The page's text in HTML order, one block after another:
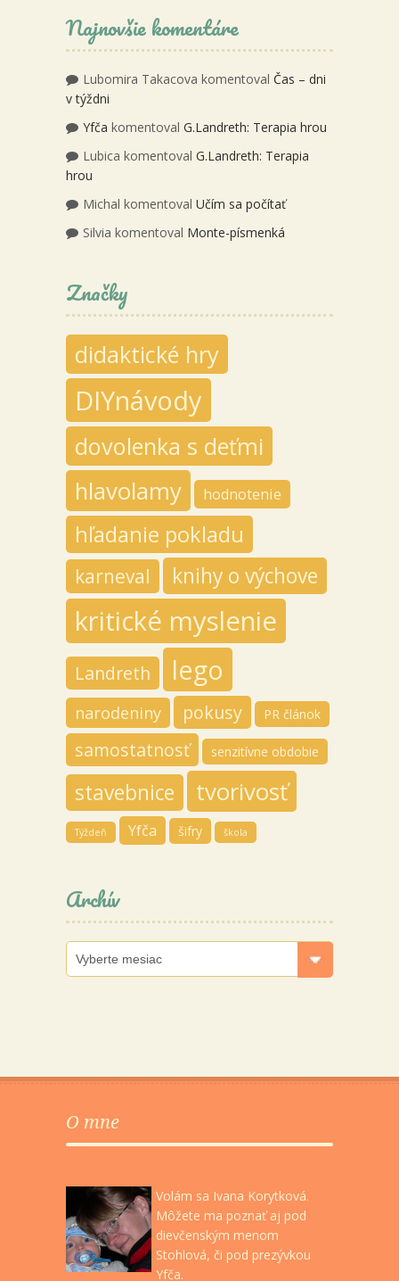
Najnovšie komentáre
Lubomira Takacova komentoval Čas – dni
v týždni
Yfča komentoval G.Landreth: Terapia hrou
Lubica komentoval G.Landreth: Terapia
hrou
Michal komentoval Učím sa počítať
Silvia komentoval Monte-písmenká
Značky
didaktické hry
DIYnávody
dovolenka s deťmi
hlavolamy hodnotenie
hľadanie pokladu
karneval knihy o výchove
kritické myslenie
Landreth lego
narodeniny pokusy PR článok
samostatnosť senzitívne obdobie
stavebnice tvorivosť
Týždeň Yfča šifry škola
Archív
Archív
O mne
Volám sa Ivana Korytková.
Môžete ma poznať aj pod
dievčenským menom
Stohlová, či pod prezývkou
Yfča.